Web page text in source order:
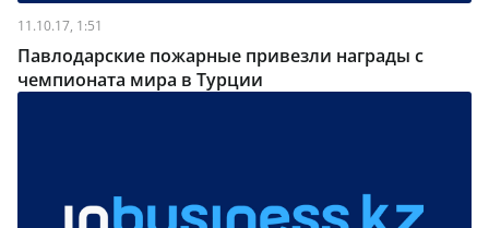
11.10.17, 1:51
Павлодарские пожарные привезли награды с
чемпионата мира в Турции